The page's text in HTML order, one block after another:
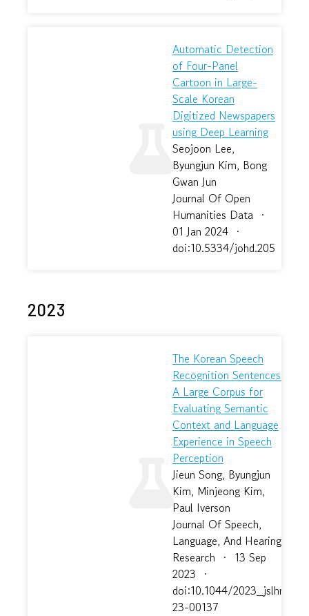
Automatic Detection
of Four-Panel
Cartoon in Large-
Scale Korean
Digitized Newspapers
using Deep Learning
Seojoon Lee,
Byungjun Kim, Bong
Gwan Jun
Journal Of Open
Humanities Data ·
01 Jan 2024 ·
doi:10.5334/johd.205
2023
The Korean Speech
Recognition Sentences:
A Large Corpus for
Evaluating Semantic
Context and Language
Experience in Speech
Perception
Jieun Song, Byungjun
Kim, Minjeong Kim,
Paul Iverson
Journal Of Speech,
Language, And Hearing
Research · 13 Sep
2023 ·
doi:10.1044/2023_jslhr-
23-00137